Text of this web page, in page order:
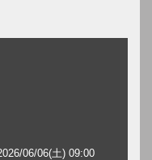
06/06(土) 09:00